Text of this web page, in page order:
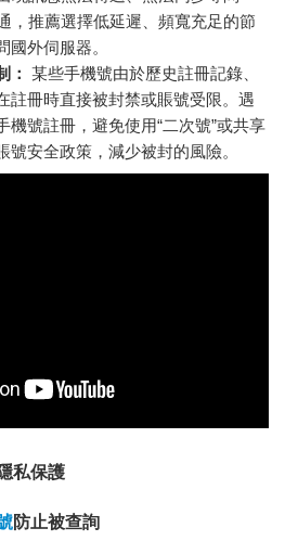
，推薦選擇低延遲、頻寬充足的節
外伺服器。
： 某些手機號由於歷史註冊記錄、
註冊時直接被封禁或賬號受限。遇
機號註冊，避免使用“二次號”或共享
號安全政策，減少被封的風險。
私保護
防止被查詢